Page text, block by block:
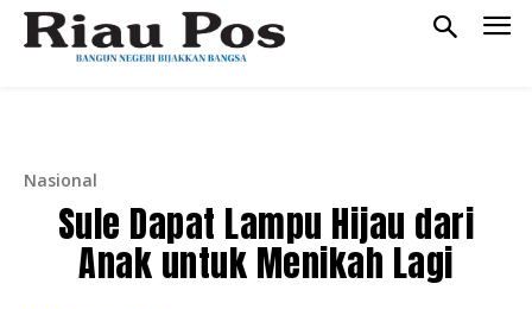
Nasional
Sule Dapat Lampu Hijau dari
Anak untuk Menikah Lagi